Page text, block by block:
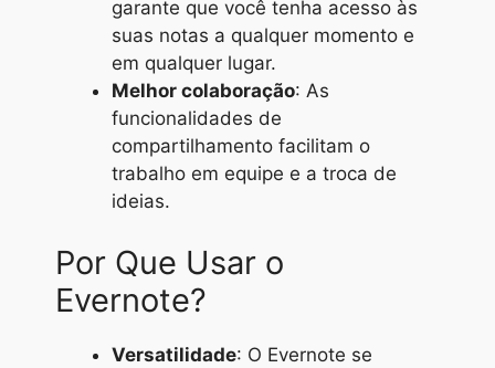
garante que você tenha acesso às
suas notas a qualquer momento e
em qualquer lugar.
Melhor colaboração: As
funcionalidades de
compartilhamento facilitam o
trabalho em equipe e a troca de
ideias.
Por Que Usar o
Evernote?
Versatilidade: O Evernote se